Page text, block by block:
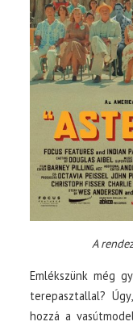
A
Emlékszünk még
terepasztallal?
hozzá a